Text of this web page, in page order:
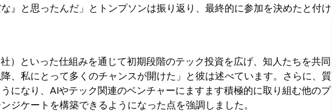
』と思ったんだ」とトンプソンは振り返り、最終的に参加を決めたと付け
）といった仕組みを通じて初期段階のテック投資を広げ、知人たちを共同
、私にとって多くのチャンスが開けた」と彼は述べています。さらに、質
になり、AIやテック関連のベンチャーにますます積極的に取り組む他のプ
ジケートを構築できるようになった点を強調しました。